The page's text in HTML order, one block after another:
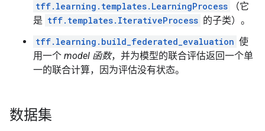
tff.learning.templates.LearningProcess
（它
是 tff.templates.IterativeProcess 的子类）。
tff.learning.build_federated_evaluation 使
用一个 model 函数，并为模型的联合评估返回一个单
一的联合计算，因为评估没有状态。
数据集